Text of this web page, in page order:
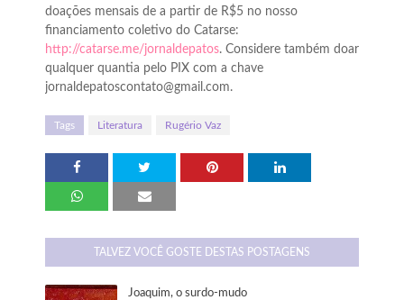
doações mensais de a partir de R$5 no nosso
financiamento coletivo do Catarse:
http://catarse.me/jornaldepatos. Considere também doar
qualquer quantia pelo PIX com a chave
jornaldepatoscontato@gmail.com.
Tags Literatura Rugério Vaz
TALVEZ VOCÊ GOSTE DESTAS POSTAGENS
Joaquim, o surdo-mudo